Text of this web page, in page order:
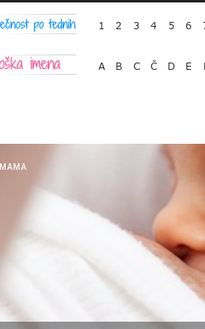
1 2 3 4 5 6
A B C Č D E
MAMA